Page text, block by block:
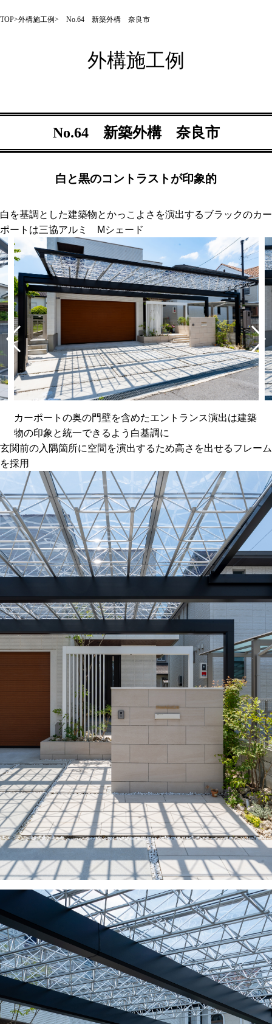
TOP>外構施工例> No.64 新築外構 奈良市
外構施工例
No.64 新築外構 奈良市
白と黒のコントラストが印象的
白を基調とした建築物とかっこよさを演出するブラックのカー
ポートは三協アルミ Mシェード
カーポートの奥の門壁を含めたエントランス演出は建築
物の印象と統一できるよう白基調に
玄関前の入隅箇所に空間を演出するため高さを出せるフレーム
を採用